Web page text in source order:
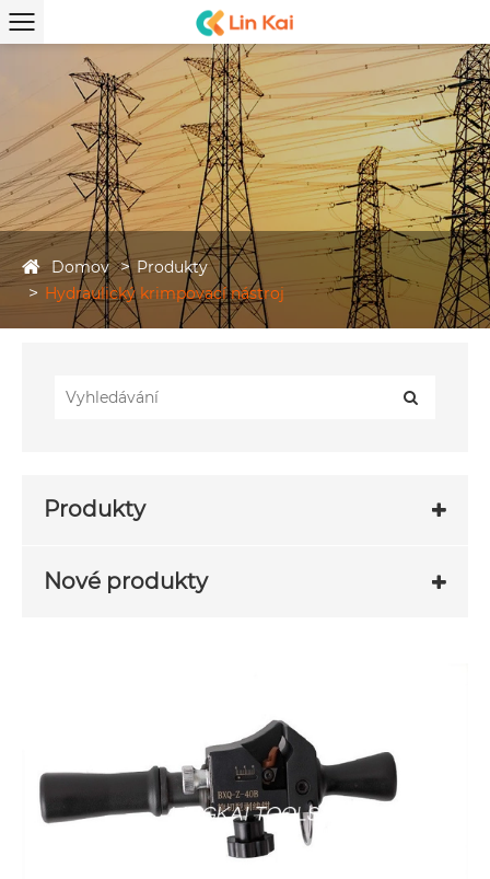
Domov
Produkty
Hydraulický krimpovací nástroj
Produkty
Nové produkty